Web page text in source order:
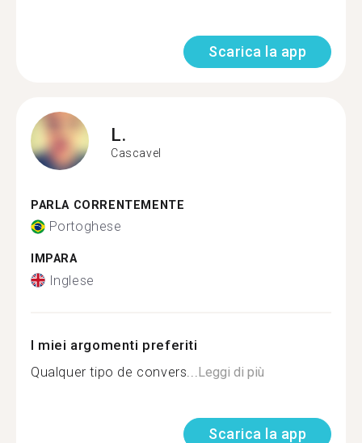
Scarica la app
L.
Cascavel
PARLA CORRENTEMENTE
Portoghese
IMPARA
Inglese
I miei argomenti preferiti
Qualquer tipo de convers... Leggi di più
Scarica la app